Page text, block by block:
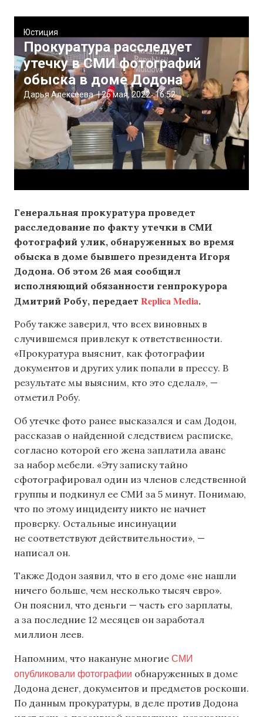
Юстиция
Прокуратура расследует
утечку в СМИ фотографий
обыска в доме Додона
Дарья Алексеева |26 мая, 2022 16:52
Генеральная прокуратура проведет
расследование по факту утечки в СМИ
фотографий улик, обнаруженных во время
обыска в доме бывшего президента Игоря
Додона. Об этом 26 мая сообщил
исполняющий обязанности генпрокурора
Дмитрий Робу, передает Replica Media.
Робу также заверил, что всех виновных в
случившемся привлекут к ответственности.
«Прокуратура выяснит, как фотографии
документов и других улик попали в прессу. В
результате мы выясним, кто это сделал», —
отметил Робу.
Об утечке фото ранее высказался и сам Додон,
рассказав о найденной следствием расписке,
согласно которой его жена заплатила аванс
за набор мебели. «Эту записку тайно
сфотографировал один из членов следственной
группы и подкинул ее СМИ за 5 минут. Понимаю,
что по этому инциденту никто не начнет
проверку. Остальные инсинуации
не соответствуют действительности», —
написал он.
Также Додон заявил, что в его доме «не нашли
ничего больше, чем несколько тысяч евро».
Он пояснил, что деньги — часть его зарплаты,
а за последние 12 месяцев он заработал
миллион леев.
Напомним, что накануне многие СМИ
опубликовали фотографии обнаруженных в доме
Додона денег, документов и предметов роскоши.
По данным прокуратуры, в деле против Додона